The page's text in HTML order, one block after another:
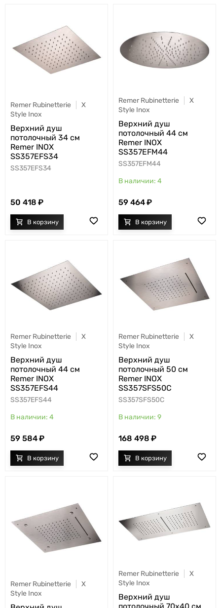
Remer Rubinetterie
X
Style Inox
Верхний душ
потолочный 34 см
Remer INOX
SS357EFS34
SS357EFS34
50 418
Remer Rubinetterie
X
Style Inox
Верхний душ
потолочный 44 см
Remer INOX
SS357EFM44
SS357EFM44
4
59 464
Remer Rubinetterie
X
Style Inox
Верхний душ
потолочный 44 см
Remer INOX
SS357EFS44
SS357EFS44
4
59 584
Remer Rubinetterie
X
Style Inox
Верхний душ
потолочный 50 см
Remer INOX
SS357SFS50C
SS357SFS50C
9
168 498
Remer Rubinetterie
X
Style Inox
Remer Rubinetterie
X
Style Inox
Верхний душ